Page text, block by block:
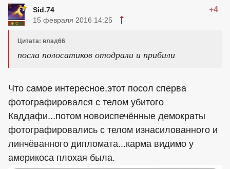
Sid.74 +4
15 февраля 2016 14:25
Цитата: влад66
посла полосатиков отодрали и прибили
Что самое интересное,этот посол сперва
фотографировался с телом убитого
Каддафи...потом новоиспечённые демократы
фотографировались с телом изнасилованного и
линчёванного дипломата...карма видимо у
америкоса плохая была.